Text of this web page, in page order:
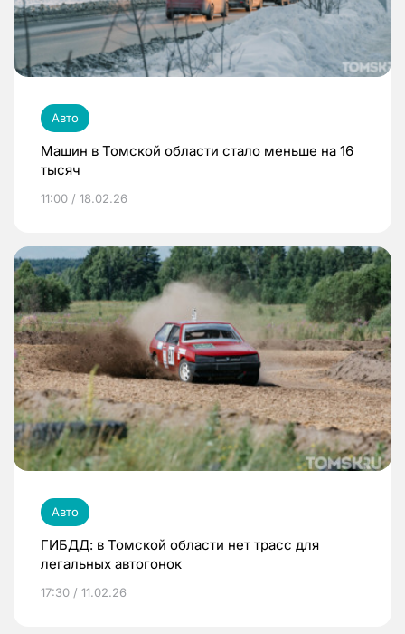
Авто
Машин в Томской области стало меньше на 16
тысяч
11:00 / 18.02.26
Авто
ГИБДД: в Томской области нет трасс для
легальных автогонок
17:30 / 11.02.26